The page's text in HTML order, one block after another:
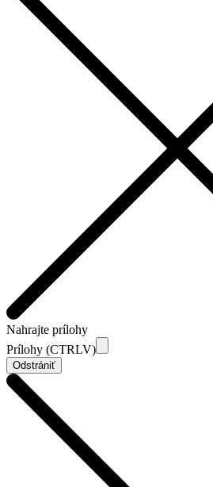
Nahrajte prílohy
Prílohy (CTRLV)
Odstrániť